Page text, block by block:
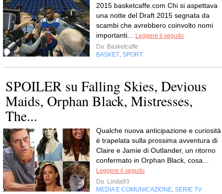
2015 basketcaffe.com Chi si aspettava
una notte del Draft 2015 segnata da
scambi che avrebbero coinvolto nomi
importanti...
Leggere il seguito
Da Basketcaffe
BASKET SPORT
SPOILER su Falling Skies, Devious
Maids, Orphan Black, Mistresses,
The...
Qualche nuova anticipazione e curiosità
è trapelata sulla prossima avventura di
Claire e Jamie di Outlander, un ritorno
confermato in Orphan Black, cosa...
Leggere il seguito
Da Linda93
MEDIA E COMUNICAZIONE SERIE TV